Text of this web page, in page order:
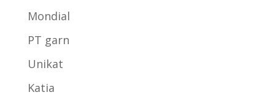
Mondial
PT garn
Unikat
Katia